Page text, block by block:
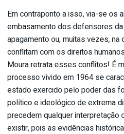
Em contraponto a isso, via-se os
embasamento dos defensores
apagamento ou, muitas vezes,
conflitam com os direitos
Moura retrata esses conflitos! É
processo vivido em 1964 se
estado exercido pelo poder das
político e ideológico de extrema
precedem qualquer interpretação
existir, pois as evidências